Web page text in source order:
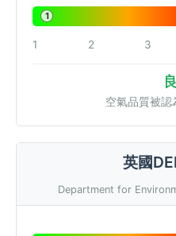
1
1 2 3
空氣品質被認
英國
Department for